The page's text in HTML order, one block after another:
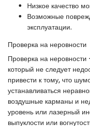
Низкое качество
Возможные
эксплуатации.
Проверка на неровности
Проверка на
который не следует
привести к тому, что
устанавливаться
воздушные карманы и
уровень или лазерный
выпуклости или